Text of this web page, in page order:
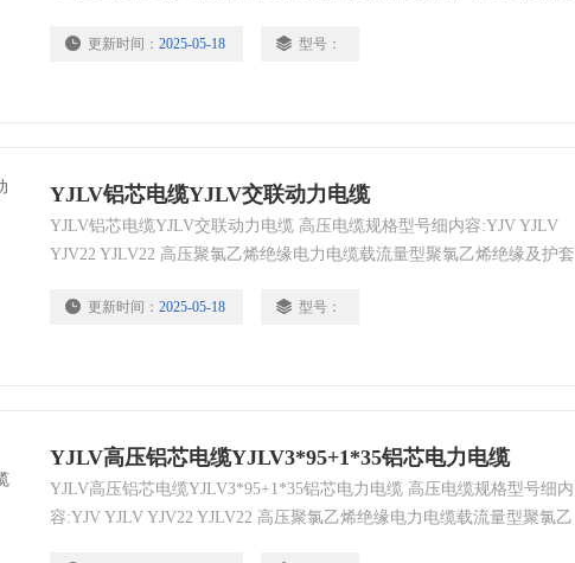
更新时间： 2025-05-18 型号：
YJLV铝芯电缆YJLV交联动力电缆
YJLV铝芯电缆YJLV交联动力电缆 高压电缆规格型号细内容:YJV YJLV
YJV22 YJLV22 高压聚氯乙烯绝缘电力电缆载流量型聚氯乙烯绝缘及护套
更新时间： 2025-05-18 型号：
YJLV高压铝芯电缆YJLV3*95+1*35铝芯电力电缆
YJLV高压铝芯电缆YJLV3*95+1*35铝芯电力电缆 高压电缆规格型号细内
容:YJV YJLV YJV22 YJLV22 高压聚氯乙烯绝缘电力电缆载流量型聚氯乙